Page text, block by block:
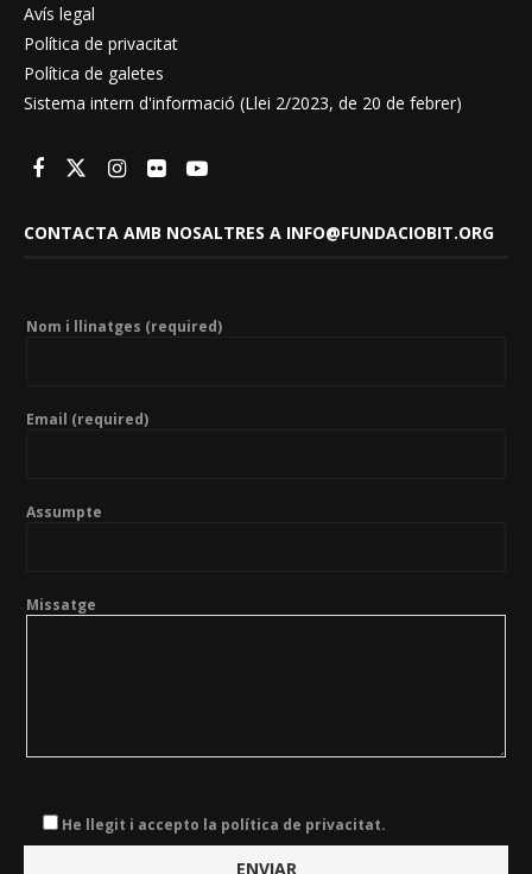
Avís legal
Política de privacitat
Política de galetes
Sistema intern d'informació (Llei 2/2023, de 20 de febrer)
CONTACTA AMB NOSALTRES A INFO@FUNDACIOBIT.ORG
Nom i llinatges (required)
Email (required)
Assumpte
Missatge
He llegit i accepto la política de privacitat.